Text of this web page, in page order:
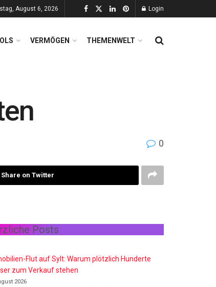
August 6, 2026 Login
VERMÖGEN THEMENWELT
0
Share on Twitter
Posts
Flut auf Sylt: Warum plötzlich Hunderte
zum Verkauf stehen
2026